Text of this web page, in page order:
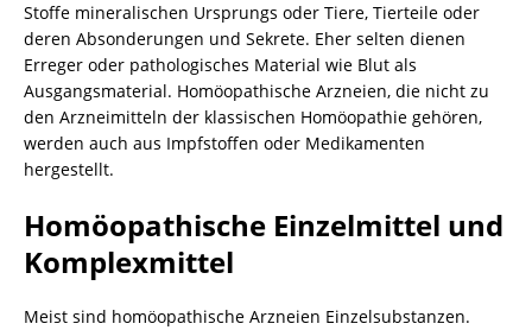
Stoffe mineralischen Ursprungs oder Tiere, Tierteile oder
deren Absonderungen und Sekrete. Eher selten dienen
Erreger oder pathologisches Material wie Blut als
Ausgangsmaterial. Homöopathische Arzneien, die nicht zu
den Arzneimitteln der klassischen Homöopathie gehören,
werden auch aus Impfstoffen oder Medikamenten
hergestellt.
Homöopathische Einzelmittel und
Komplexmittel
Meist sind homöopathische Arzneien Einzelsubstanzen.